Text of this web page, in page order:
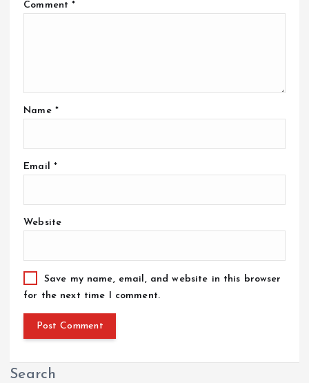
Comment*
Name *
Email *
Website
Save my name, email, and website in this browser
for the next time I comment.
Search